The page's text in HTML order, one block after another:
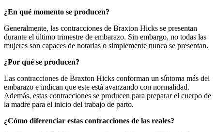
¿En qué momento se producen?
Generalmente, las contracciones de Braxton Hicks se presentan
durante el último trimestre de embarazo. Sin embargo, no todas las
mujeres son capaces de notarlas o simplemente nunca se presentan.
¿Por qué se producen?
Las contracciones de Braxton Hicks conforman un síntoma más del
embarazo e indican que este está avanzando con normalidad.
Además, estas contracciones se producen para preparar el cuerpo de
la madre para el inicio del trabajo de parto.
¿Cómo diferenciar estas contracciones de las reales?